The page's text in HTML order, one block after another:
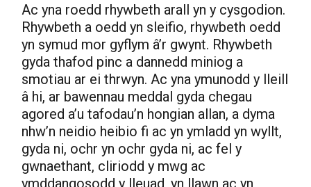
Ac yna roedd rhywbeth arall yn y cysgodion.
Rhywbeth a oedd yn sleifio, rhywbeth oedd
yn symud mor gyflym â’r gwynt. Rhywbeth
gyda thafod pinc a dannedd miniog a
smotiau ar ei thrwyn. Ac yna ymunodd y lleill
â hi, ar bawennau meddal gyda chegau
agored a’u tafodau’n hongian allan, a dyma
nhw’n neidio heibio fi ac yn ymladd yn wyllt,
gyda ni, ochr yn ochr gyda ni, ac fel y
gwnaethant, cliriodd y mwg ac
ymddangosodd y lleuad, yn llawn ac yn